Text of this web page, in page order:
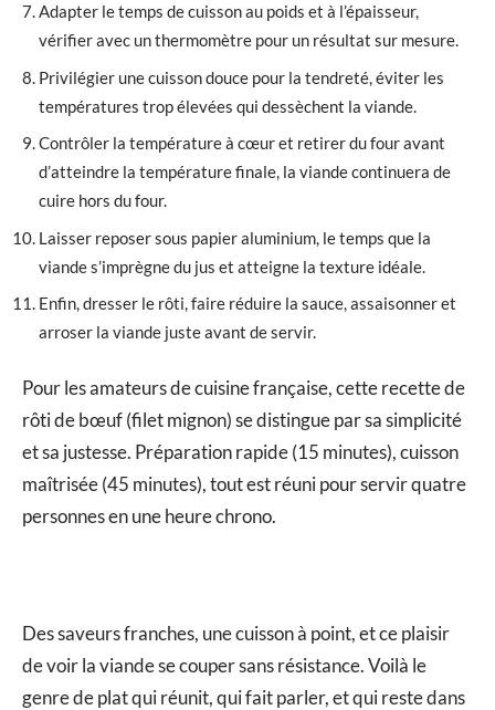
Adapter le temps de cuisson au poids et à l’épaisseur,
vérifier avec un thermomètre pour un résultat sur mesure.
Privilégier une cuisson douce pour la tendreté, éviter les
températures trop élevées qui dessèchent la viande.
Contrôler la température à cœur et retirer du four avant
d’atteindre la température finale, la viande continuera de
cuire hors du four.
Laisser reposer sous papier aluminium, le temps que la
viande s’imprègne du jus et atteigne la texture idéale.
Enfin, dresser le rôti, faire réduire la sauce, assaisonner et
arroser la viande juste avant de servir.
Pour les amateurs de cuisine française, cette recette de
rôti de bœuf (filet mignon) se distingue par sa simplicité
et sa justesse. Préparation rapide (15 minutes), cuisson
maîtrisée (45 minutes), tout est réuni pour servir quatre
personnes en une heure chrono.
Des saveurs franches, une cuisson à point, et ce plaisir
de voir la viande se couper sans résistance. Voilà le
genre de plat qui réunit, qui fait parler, et qui reste dans